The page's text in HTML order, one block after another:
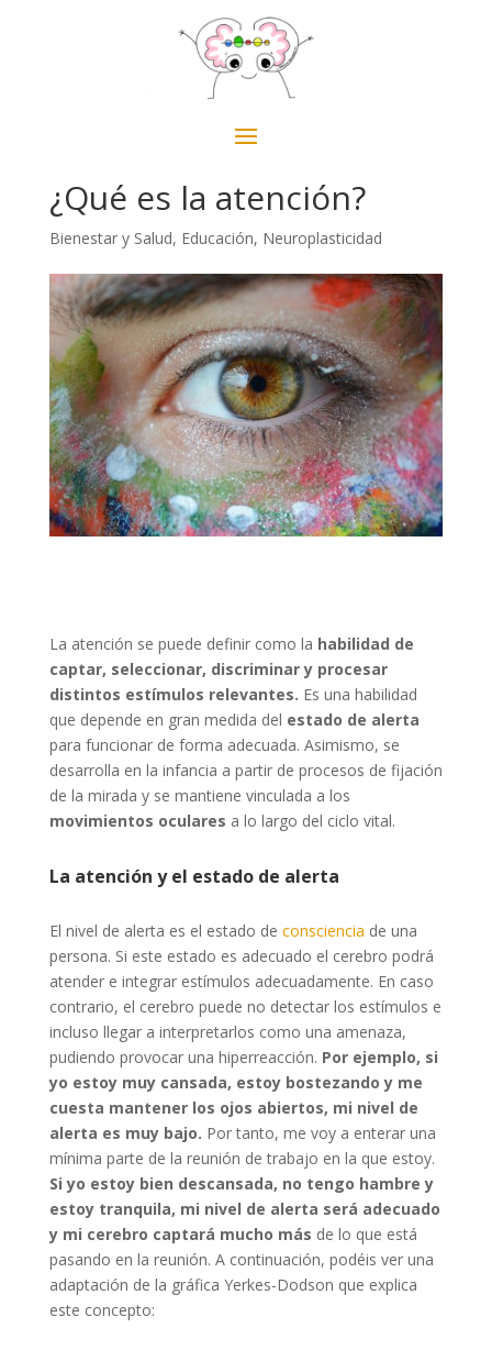
¿Qué es la atención?
Bienestar y Salud, Educación, Neuroplasticidad
La atención se puede definir como la habilidad de
captar, seleccionar, discriminar y procesar
distintos estímulos relevantes. Es una habilidad
que depende en gran medida del estado de alerta
para funcionar de forma adecuada. Asimismo, se
desarrolla en la infancia a partir de procesos de fijación
de la mirada y se mantiene vinculada a los
movimientos oculares a lo largo del ciclo vital.
La atención y el estado de alerta
El nivel de alerta es el estado de consciencia de una
persona. Si este estado es adecuado el cerebro podrá
atender e integrar estímulos adecuadamente. En caso
contrario, el cerebro puede no detectar los estímulos e
incluso llegar a interpretarlos como una amenaza,
pudiendo provocar una hiperreacción. Por ejemplo, si
yo estoy muy cansada, estoy bostezando y me
cuesta mantener los ojos abiertos, mi nivel de
alerta es muy bajo. Por tanto, me voy a enterar una
mínima parte de la reunión de trabajo en la que estoy.
Si yo estoy bien descansada, no tengo hambre y
estoy tranquila, mi nivel de alerta será adecuado
y mi cerebro captará mucho más de lo que está
pasando en la reunión. A continuación, podéis ver una
adaptación de la gráfica Yerkes-Dodson que explica
este concepto: